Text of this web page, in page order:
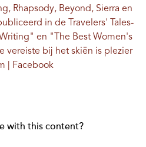
Rhapsody, Beyond, Sierra en
in de Travelers' Tales-
en "The Best Women's
vereiste bij het skiën is plezier
Facebook